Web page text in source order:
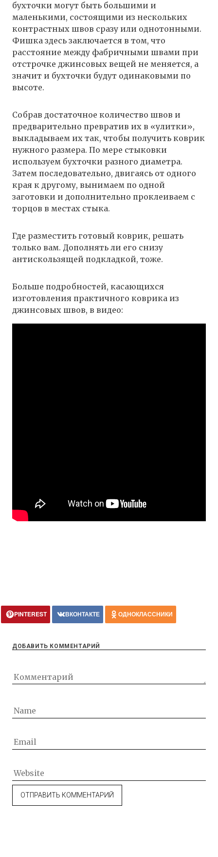
бухточки могут быть большими и
маленькими, состоящими из нескольких
контрастных швов сразу или однотонными.
Фишка здесь заключается в том, что
расстояние между фабричными швами при
отстрочке джинсовых вещей не меняется, а
значит и бухточки будут одинаковыми по
высоте.
Собрав достаточное количество швов и
предварительно превратив их в «улитки»,
выкладываем их так, чтобы получить коврик
нужного размера. По мере стыковки
используем бухточки разного диаметра.
Затем последовательно, двигаясь от одного
края к другому, вынимаем по одной
заготовки и дополнительно проклеиваем с
торцов в местах стыка.
Где разместить готовый коврик, решать
только вам. Дополнять ли его снизу
антискользящей подкладкой, тоже.
Больше подробностей, касающихся
изготовления практичного коврика из
джинсовых швов, в видео:
PINTEREST ВКОНТАКТЕ ОДНОКЛАССНИКИ
ДОБАВИТЬ КОММЕНТАРИЙ